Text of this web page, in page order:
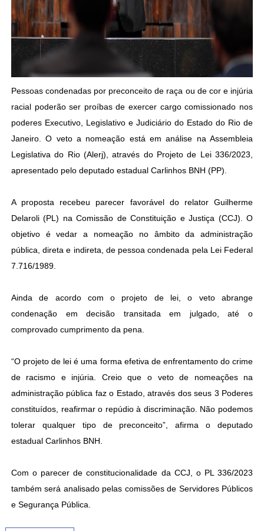
Pessoas condenadas por preconceito de raça ou de cor e injúria
racial poderão ser proíbas de exercer cargo comissionado nos
poderes Executivo, Legislativo e Judiciário do Estado do Rio de
Janeiro. O veto a nomeação está em análise na Assembleia
Legislativa do Rio (Alerj), através do Projeto de Lei 336/2023,
apresentado pelo deputado estadual Carlinhos BNH (PP).
A proposta recebeu parecer favorável do relator Guilherme
Delaroli (PL) na Comissão de Constituição e Justiça (CCJ). O
objetivo é vedar a nomeação no âmbito da administração
pública, direta e indireta, de pessoa condenada pela Lei Federal
7.716/1989.
Ainda de acordo com o projeto de lei, o veto abrange
condenação em decisão transitada em julgado, até o
comprovado cumprimento da pena.
“O projeto de lei é uma forma efetiva de enfrentamento do crime
de racismo e injúria. Creio que o veto de nomeações na
administração pública faz o Estado, através dos seus 3 Poderes
constituídos, reafirmar o repúdio à discriminação. Não podemos
tolerar qualquer tipo de preconceito”, afirma o deputado
estadual Carlinhos BNH.
Com o parecer de constitucionalidade da CCJ, o PL 336/2023
também será analisado pelas comissões de Servidores Públicos
e Segurança Pública.